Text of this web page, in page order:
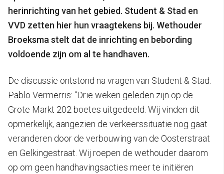
herinrichting van het gebied. Student & Stad en
VVD zetten hier hun vraagtekens bij. Wethouder
Broeksma stelt dat de inrichting en bebording
voldoende zijn om al te handhaven.
De discussie ontstond na vragen van Student & Stad.
Pablo Vermerris: “Drie weken geleden zijn op de
Grote Markt 202 boetes uitgedeeld. Wij vinden dit
opmerkelijk, aangezien de verkeerssituatie nog gaat
veranderen door de verbouwing van de Oosterstraat
en Gelkingestraat. Wij roepen de wethouder daarom
op om geen handhavingsacties meer te initiëren